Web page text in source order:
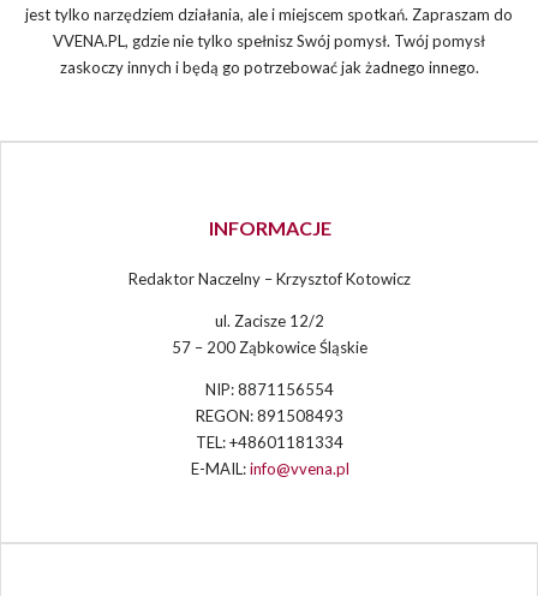
jest tylko narzędziem działania, ale i miejscem spotkań. Zapraszam do
VVENA.PL, gdzie nie tylko spełnisz Swój pomysł. Twój pomysł
zaskoczy innych i będą go potrzebować jak żadnego innego.
INFORMACJE
Redaktor Naczelny – Krzysztof Kotowicz
ul. Zacisze 12/2
57 – 200 Ząbkowice Śląskie
NIP: 8871156554
REGON: 891508493
TEL: +48601181334
E-MAIL:info@vvena.pl